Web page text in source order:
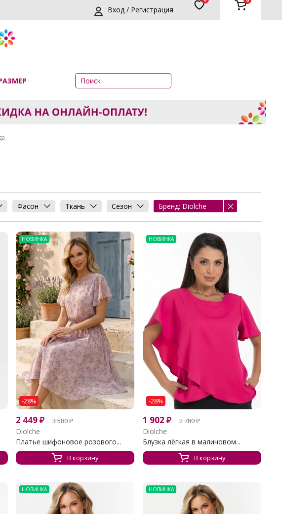
Вход / Регистрация
Фасон Ткань Сезон Бренд: Diolche
НОВИНКА
-28%
2 449₽ 3 580₽
Diolche
Платье шифоновое розового...
В корзину
НОВИНКА
-28%
1 902 ₽ 2 780₽
Diolche
Блузка лёгкая в малиновом...
В корзину
НОВИНКА НОВИНКА